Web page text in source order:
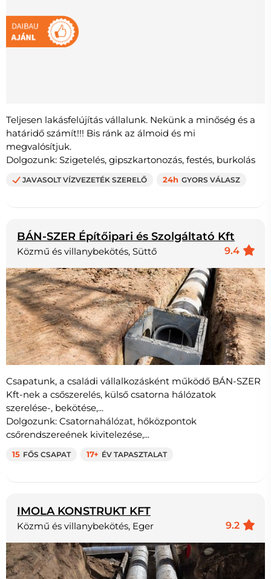
Teljesen lakásfelújítás vállalunk. Nekünk a minőség és a
határidő számít!!! Bis ránk az álmoid és mi
megvalósítjuk.
Dolgozunk: Szigetelés, gipszkartonozás, festés, burkolás
JAVASOLT VÍZVEZETÉK SZERELŐ 24h GYORS VÁLASZ
BÁN-SZER Építőipari és Szolgáltató Kft
9.4
Közmű és villanybekötés, Süttő
Csapatunk, a családi vállalkozásként működő BÁN-SZER
Kft-nek a csőszerelés, külső csatorna hálózatok
szerelése-, bekötése,...
Dolgozunk: Csatornahálózat, hőközpontok
csőrendszereének kivitelezése,...
15 FŐS CSAPAT 17+ ÉV TAPASZTALAT
IMOLA KONSTRUKT KFT
9.2
Közmű és villanybekötés, Eger